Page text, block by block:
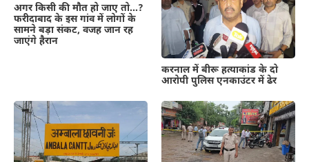
अगर किसी की मौत हो जाए तो…?
फरीदाबाद के इस गांव में लोगों के
सामने बड़ा संकट, वजह जान रह
जाएंगे हैरान
करनाल में बीरू हत्याकांड के दो
आरोपी पुलिस एनकाउंटर में ढेर